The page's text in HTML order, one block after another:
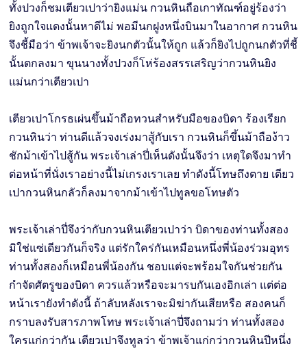
ทั้งปวงก็ชมเตียวเปาว่ายิงแม่น กวนหินถือเกาทัณฑ์อยู่ร้องว่า
ยิงถูกใจแดงนั้นหาดีไม่ พอมีนกฝูงหนึ่งบินมาในอากาศ กวนหิน
จึงชี้มือว่า ข้าพเจ้าจะยิงนกตัวนั้นให้ถูก แล้วก็ยิงไปถูกนกตัวที่ชี้
นั้นตกลงมา ขุนนางทั้งปวงก็โห่ร้องสรรเสริญว่ากวนหินยิง
แม่นกว่าเตียวเปา
เตียวเปาโกรธเผ่นขึ้นม้าถือทวนสำหรับมือของบิดา ร้องเรียก
กวนหินว่า ท่านดีแล้วจงเร่งมาสู้กับเรา กวนหินก็ขึ้นม้าถือง้าว
ชักม้าเข้าไปสู้กัน พระเจ้าเล่าปี่เห็นดังนั้นจึงว่า เหตุใดจึงมาทำ
ต่อหน้าที่นั่งเราอย่างนี้ไม่เกรงเราเลย ทำดังนี้โทษถึงตาย เตียว
เปากวนหินกลัวก็ลงมาจากม้าเข้าไปทูลขอโทษตัว
พระเจ้าเล่าปี่จึงว่ากับกวนหินเตียวเปาว่า บิดาของท่านทั้งสอง
มิใช่แซ่เดียวกันก็จริง แต่รักใคร่กันเหมือนหนึ่งพี่น้องร่วมอุทร
ท่านทั้งสองก็เหมือนพี่น้องกัน ชอบแต่จะพร้อมใจกันช่วยกัน
กำจัดศัตรูของบิดา ควรแล้วหรือจะมารบกันเองอิกเล่า แต่ต่อ
หน้าเรายังทำดังนี้ ถ้าลับหลังเราจะมิฆ่ากันเสียหรือ สองคนก็
กราบลงรับสารภาพโทษ พระเจ้าเล่าปี่จึงถามว่า ท่านทั้งสอง
ใครแก่กว่ากัน เตียวเปาจึงทูลว่า ข้าพเจ้าแก่กว่ากวนหินปีหนึ่ง